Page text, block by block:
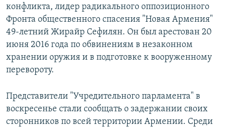
конфликта, лидер радикального оппозиционного
Фронта общественного спасения "Новая Армения"
49-летний Жирайр Сефилян. Он был арестован 20
июня 2016 года по обвинениям в незаконном
хранении оружия и в подготовке к вооруженному
перевороту.
Представители "Учредительного парламента" в
воскресенье стали сообщать о задержании своих
сторонников по всей территории Армении. Среди